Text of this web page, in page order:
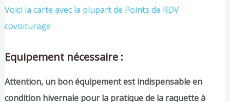
Voici la carte avec la plupart de Points de RDV
covoiturage
Equipement nécessaire :
Attention, un bon équipement est indispensable en
condition hivernale pour la pratique de la raquette à